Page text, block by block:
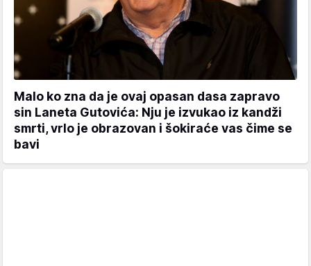
Malo ko zna da je ovaj opasan dasa zapravo
sin Laneta Gutovića: Nju je izvukao iz kandži
smrti, vrlo je obrazovan i šokiraće vas čime se
bavi